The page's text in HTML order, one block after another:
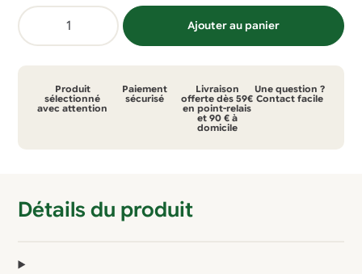
quantité
de
Madeleene
Ajouter au panier
Produit
sélectionné
avec attention
Paiement
sécurisé
Livraison
offerte dès 59€
en point-relais
et 90 € à
domicile
Une question ?
Contact facile
Détails du produit